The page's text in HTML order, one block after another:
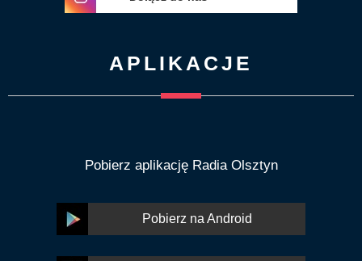
APLIKACJE
Pobierz aplikację Radia Olsztyn
Pobierz na Android